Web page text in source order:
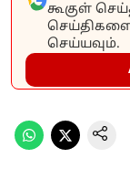
கூகுள்
செய்யவும்.